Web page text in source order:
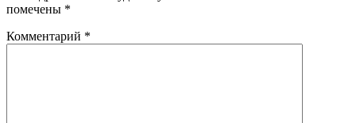
помечены *
Комментарий *